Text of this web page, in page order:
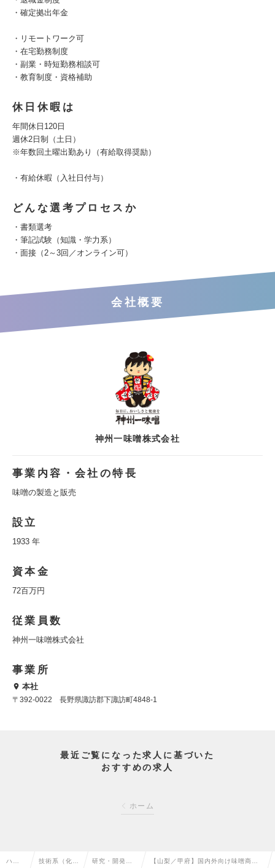
・確定拠出年金
・リモートワーク可
・在宅勤務制度
・副業・時短勤務相談可
・教育制度・資格補助
休日休暇は
年間休日120日
週休2日制（土日）
※年数回土曜出勤あり（有給取得奨励）
・有給休暇（入社日付与）
どんな選考プロセスか
・書類選考
・筆記試験（知識・学力系）
・面接（2～3回／オンライン可）
会社概要
神州一味噌株式会社
事業内容・会社の特長
味噌の製造と販売
設立
1933 年
資本金
72百万円
従業員数
神州一味噌株式会社
事業所
本社
〒392-0022 長野県諏訪郡下諏訪町4848-1
最近ご覧になった求人に基づいた
おすすめの求人
ホーム
ハイ 技術系（化 研究・開発 【山梨／甲府】国内外向け味噌商品